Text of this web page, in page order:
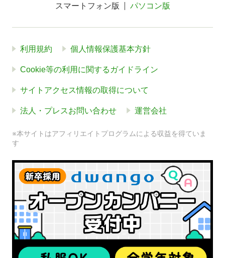
スマートフォン版 パソコン版
利用規約 個人情報保護基本方針
Cookie等の利用に関するガイドライン
サイトアクセス情報の取得について
法人・プレスお問い合わせ 運営会社
※本サイトはアフィリエイトプログラムによる収益を得ていま
す